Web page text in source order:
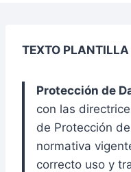
TEXTO
Protección de
con las
de Protección
normativa
correcto uso y